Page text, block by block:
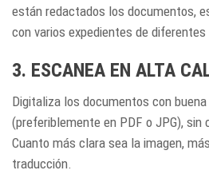
están redactados los documentos,
con varios expedientes de diferentes
3. ESCANEA EN ALTA
Digitaliza los documentos con
(preferiblemente en PDF o JPG), sin
Cuanto más clara sea la imagen,
traducción.